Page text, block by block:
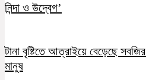
নিন্দা ও উদ্বেগ’
টানা বৃষ্টিতে আত্রাইয়ে বেড়েছে
মানুষ